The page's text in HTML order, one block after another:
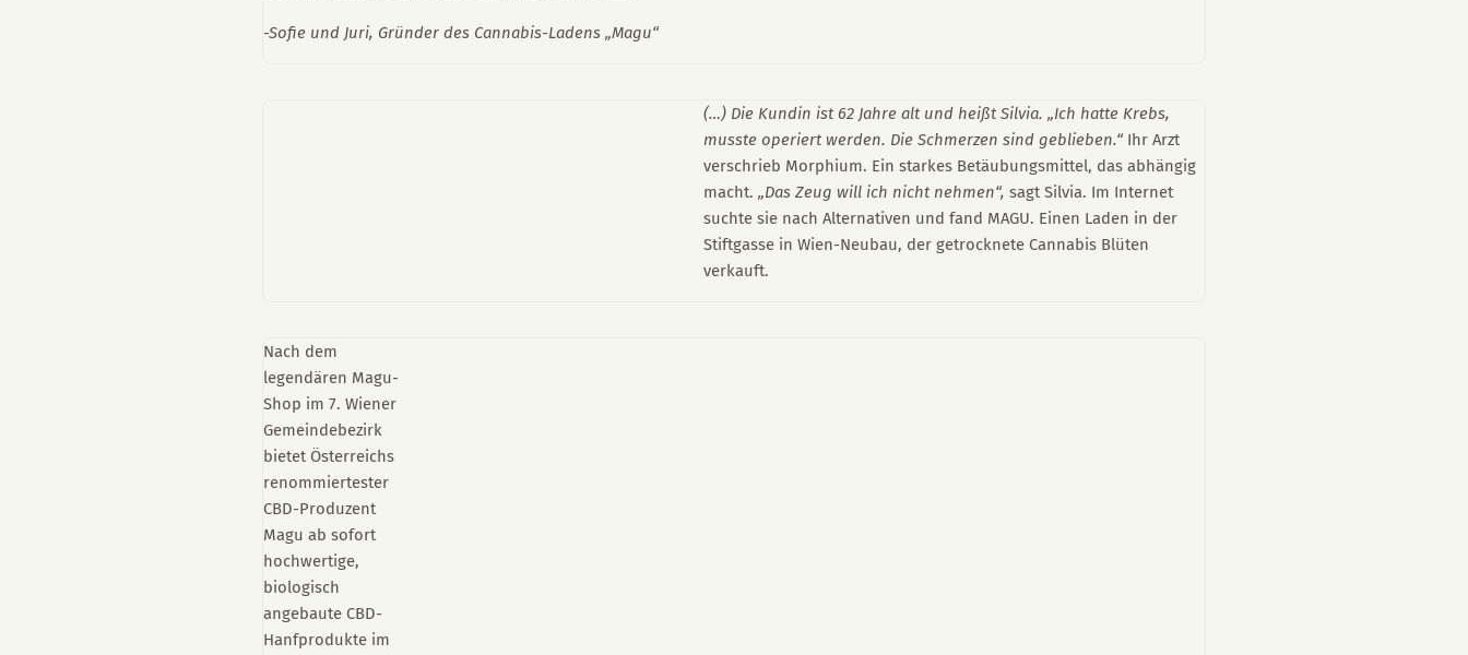
-Sofie und Juri, Gründer des Cannabis-Ladens „Magu“
(…) Die Kundin ist 62 Jahre alt und heißt Silvia. „Ich hatte Krebs,
musste operiert werden. Die Schmerzen sind geblieben.“ Ihr Arzt
verschrieb Morphium. Ein starkes Betäubungsmittel, das abhängig
macht.„Das Zeug will ich nicht nehmen“,sagt Silvia. Im Internet
suchte sie nach Alternativen und fand MAGU. Einen Laden in der
Stiftgasse in Wien-Neubau, der getrocknete Cannabis Blüten
verkauft.
Nach dem
legendären Magu-
Shop im 7. Wiener
Gemeindebezirk
bietet Österreichs
renommiertester
CBD-Produzent
Magu ab sofort
hochwertige,
biologisch
angebaute CBD-
Hanfprodukte im